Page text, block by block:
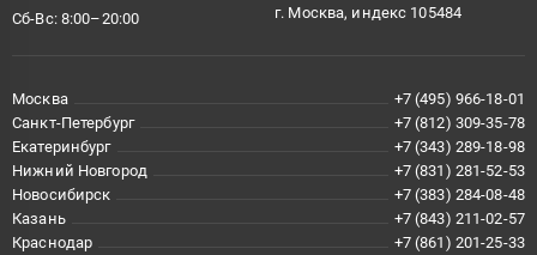
Сб-Вс: 8:00–20:00
г. Москва, индекс 105484
Москва
+7 (495) 966-18-01
Санкт-Петербург
+7 (812) 309-35-78
Екатеринбург
+7 (343) 289-18-98
Нижний Новгород
+7 (831) 281-52-53
Новосибирск
+7 (383) 284-08-48
Казань
+7 (843) 211-02-57
Краснодар
+7 (861) 201-25-33